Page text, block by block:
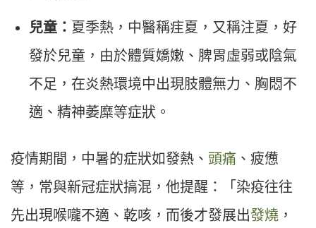
兒童： 夏季熱，中醫稱疰夏，又稱注夏，好
發於兒童，由於體質嬌嫩、脾胃虛弱或陰氣
不足，在炎熱環境中出現肢體無力、胸悶不
適、精神萎糜等症狀。
疫情期間，中暑的症狀如發熱、 頭痛 、疲憊
等，常與新冠症狀搞混，他提醒：「染疫往往
先出現喉嚨不適、乾咳，而後才發展出發燒 ，